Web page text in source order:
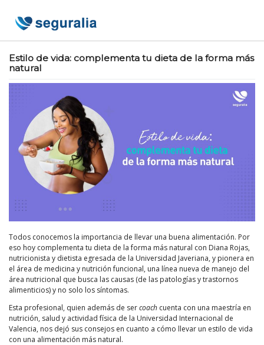
content
Estilo de vida: complementa tu dieta de la forma más
natural
Todos conocemos la importancia de llevar una buena alimentación. Por
eso hoy complementa tu dieta de la forma más natural con Diana Rojas,
nutricionista y dietista egresada de la Universidad Javeriana, y pionera en
el área de medicina y nutrición funcional, una línea nueva de manejo del
área nutricional que busca las causas (de las patologías y trastornos
alimenticios) y no solo los síntomas.
Esta profesional, quien además de sercoach cuenta con una maestría en
nutrición, salud y actividad física de la Universidad Internacional de
Valencia, nos dejó sus consejos en cuanto a cómo llevar un estilo de vida
con una alimentación más natural.